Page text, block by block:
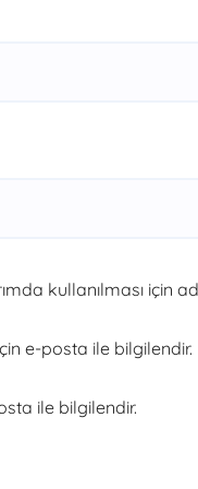
kullanılması için
e-posta ile bilgilendir.
ile bilgilendir.